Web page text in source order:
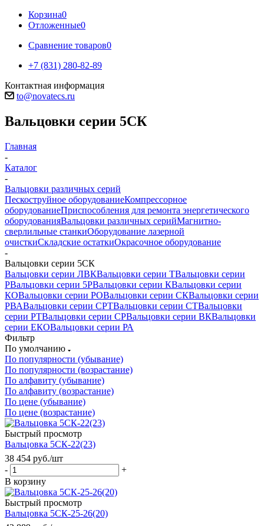
Корзина0
Отложенные0
Сравнение товаров0
+7 (831) 280-82-89
Контактная информация
to@novatecs.ru
Вальцовки серии 5СК
Главная
-
Каталог
-
Вальцовки различных серий
Пескоструйное оборудованиеКомпрессорное
оборудованиеПриспособления для ремонта энергетического
оборудованияВальцовки различных серийМагнитно-
сверлильные станкиОборудование лазерной
очисткиСкладские остаткиОкрасочное оборудование
-
Вальцовки серии 5СК
Вальцовки серии ЛВКВальцовки серии ТВальцовки серии
РВальцовки серии 5РВальцовки серии КВальцовки серии
КОВальцовки серии РОВальцовки серии СКВальцовки серии
РВАВальцовки серии СРТВальцовки серии СТВальцовки
серии РТВальцовки серии СРВальцовки серии ВКВальцовки
серии ЕКОВальцовки серии РА
Фильтр
По умолчанию
По популярности (убывание)
По популярности (возрастание)
По алфавиту (убывание)
По алфавиту (возрастание)
По цене (убывание)
По цене (возрастание)
Быстрый просмотр
Вальцовка 5СК-22(23)
38 454 руб./шт
-
+
В корзину
Быстрый просмотр
Вальцовка 5СК-25-26(20)